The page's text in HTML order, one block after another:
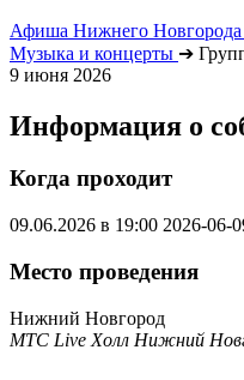
Афиша Нижнего Новгорода
Музыка и концерты ➔
9 июня 2026
Информация о
Когда проходит
09.06.2026 в 19:00 2026-06-
Место проведения
Нижний Новгород
МТС Live Холл Нижний